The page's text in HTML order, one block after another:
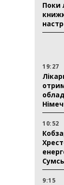
Поки
19:27
10:52
9:15